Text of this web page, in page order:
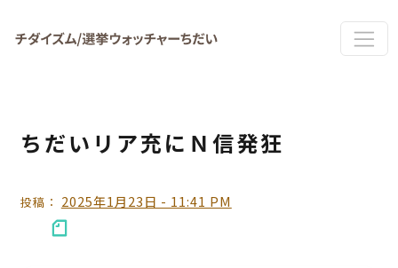
ちだいリア充にＮ信発狂
投稿： 2025年1月23日 - 11:41 PM